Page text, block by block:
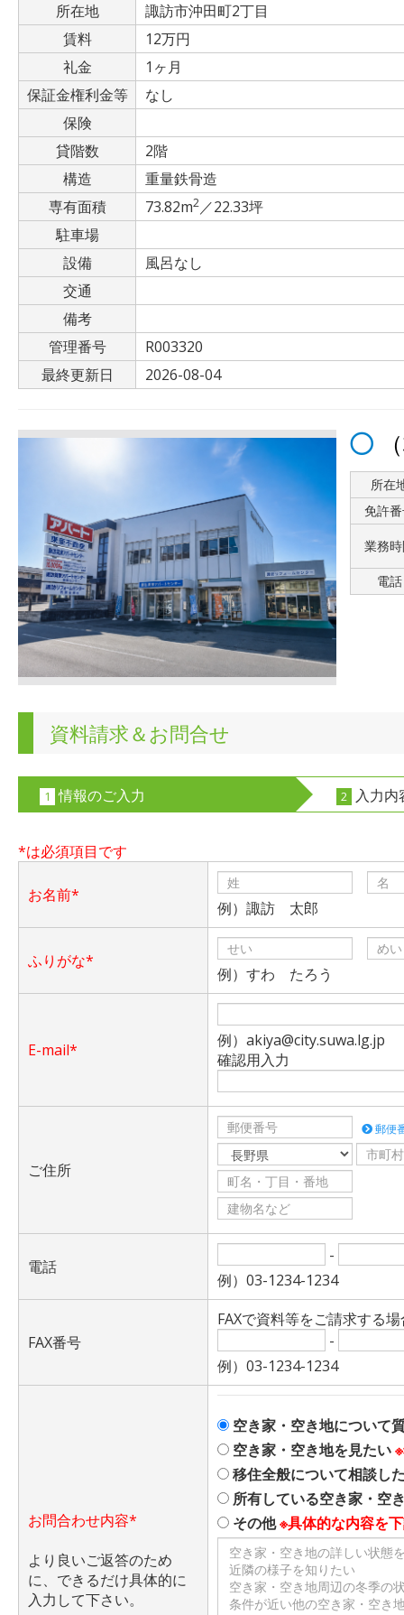
所在地
諏訪市沖田町2丁目
賃料
12万円
礼金
1ヶ月
保証金権利金等
なし
保険
貸階数
2階
構造
重量鉄骨造
専有面積
73.82m2／22.33坪
駐車場
設備
風呂なし
交通
備考
管理番号
R003320
最終更新日
2026-08-04
所在
免許
業務
電話
資料請求＆お問合せ
1 情報のご入力 2 入力内
*は必須項目です
お名前*
例）諏訪 太郎
ふりがな*
例）すわ たろう
E-mail*
例）akiya@city.suwa.lg.jp
確認用入力
ご住所
郵便
電話
-
例）03-1234-1234
FAX番号
FAXで資料等をご請求する
-
例）03-1234-1234
お問合わせ内容*
より良いご返答のため
に、できるだけ具体的に
入力して下さい。
空き家・空き地について
空き家・空き地を見たい
移住全般について相談し
所有している空き家・空
その他※具体的な内容を